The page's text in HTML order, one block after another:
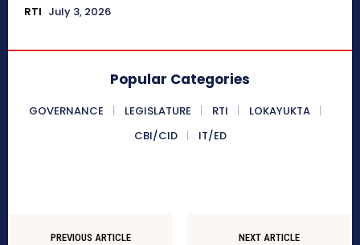
RTI July 3, 2026
Popular Categories
GOVERNANCE LEGISLATURE RTI
LOKAYUKTA
CBI/CID
IT/ED
PREVIOUS ARTICLE NEXT ARTICLE